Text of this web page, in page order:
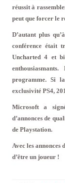
réussit à
peut que forcer le
D’autant plus
conférence était
Uncharted 4 et
programme. Si
exclusivité PS4,
Microsoft a
d’annonces de
de Playstation.
Avec les annonces
d’être un joueur !